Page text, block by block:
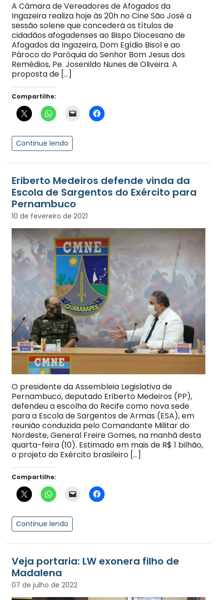
A Câmara de Vereadores de Afogados da
Ingazeira realiza hoje às 20h no Cine São José a
sessão solene que concederá os títulos de
cidadãos afogadenses ao Bispo Diocesano de
Afogados da Ingazeira, Dom Egídio Bisol e ao
Pároco do Paróquia do Senhor Bom Jesus dos
Remédios, Pe. Josenildo Nunes de Oliveira. A
proposta de […]
Compartilhe:
Continue lendo
Eriberto Medeiros defende vinda da
Escola de Sargentos do Exército para
Pernambuco
10 de fevereiro de 2021
O presidente da Assembleia Legislativa de
Pernambuco, deputado Eriberto Medeiros (PP),
defendeu a escolha do Recife como nova sede
para a Escola de Sargentos de Armas (ESA), em
reunião conduzida pelo Comandante Militar do
Nordeste, General Freire Gomes, na manhã desta
quarta-feira (10). Estimado em mais de R$ 1 bilhão,
o projeto do Exército brasileiro […]
Compartilhe:
Continue lendo
Veja portaria: LW exonera filho de
Madalena
07 de julho de 2022